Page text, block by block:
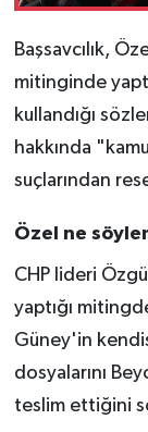
Başsavcılık,
mitinginde
kullandığı
hakkında
suçlarından
Özel ne
CHP lideri
yaptığı
Güney'in
dosyalarını
teslim ettiğini